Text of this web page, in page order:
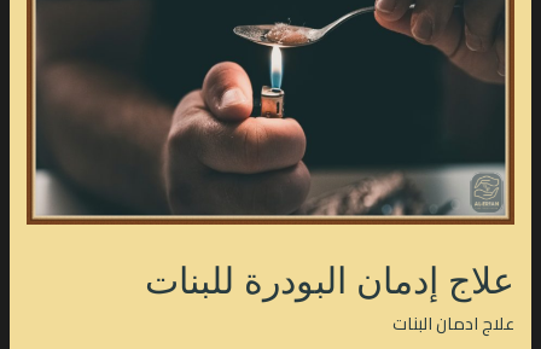
علاج إدمان البودرة للبنات
علاج ادمان البنات